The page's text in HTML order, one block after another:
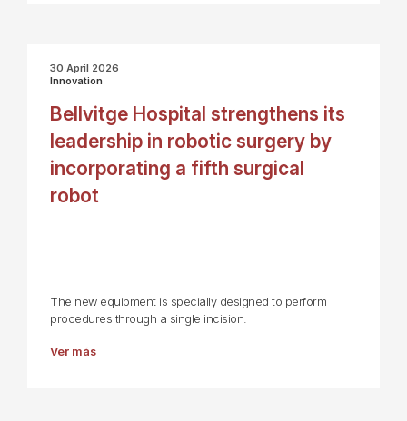
30 April 2026
Innovation
Bellvitge Hospital strengthens its
leadership in robotic surgery by
incorporating a fifth surgical
robot
The new equipment is specially designed to perform
procedures through a single incision.
Ver más